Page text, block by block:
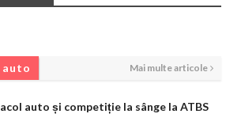
auto Mai multe articole
auto și competiție la sânge la ATBS